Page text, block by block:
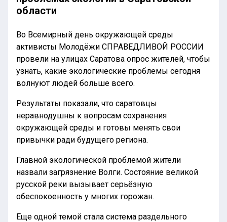
области
Во Всемирный день окружающей среды
активисты Молодёжи СПРАВЕДЛИВОЙ РОССИИ
провели на улицах Саратова опрос жителей, чтобы
узнать, какие экологические проблемы сегодня
волнуют людей больше всего.
Результаты показали, что саратовцы
неравнодушны к вопросам сохранения
окружающей среды и готовы менять свои
привычки ради будущего региона.
Главной экологической проблемой жители
назвали загрязнение Волги. Состояние великой
русской реки вызывает серьёзную
обеспокоенность у многих горожан.
Еще одной темой стала система раздельного